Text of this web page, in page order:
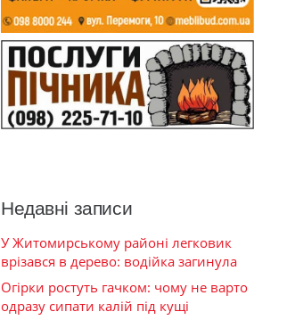
Недавні записи
У Житомирському районі легковик
врізався в дерево: водійка загинула
Огірки ростуть гачком: чому не варто
одразу сипати калій під кущі